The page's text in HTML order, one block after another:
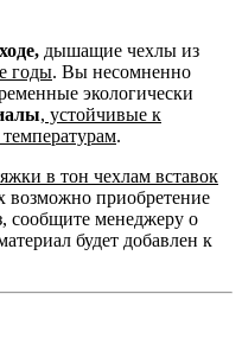
дышащие чехлы из
годы. Вы несомненно
экологически
, устойчивые к
.
в тон чехлам вставок
возможно приобретение
сообщите менеджеру о
будет добавлен к